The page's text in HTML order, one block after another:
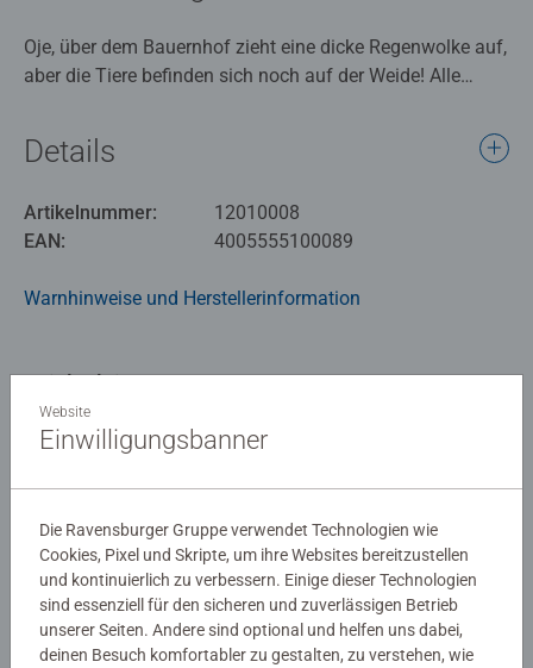
Oje, über dem Bauernhof zieht eine dicke Regenwolke auf,
aber die Tiere befinden sich noch auf der Weide! Alle
die Regenwolke voller Tropfen ist. Alle Spieler gewinnen
oder verlieren gemeinsam gegen die Regenwolke und
Unterscheidung von Formen und Farben fördert das Spiel
zusätzlich Konzentration, erstes Regelverständnis,
Vorschulkinder ab 2 Jahren ein.
Details
Artikelnummer:
12010008
EAN:
4005555100089
Warnhinweise und Herstellerinformation
Spielanleitung
Download
Bewertungen (16)
Durchschnittliche Bewertung 5.0 von 5 Sternen.
5.0/5
Website
Einwilligungsbanner
Die Ravensburger Gruppe verwendet Technologien wie
Cookies, Pixel und Skripte, um ihre Websites bereitzustellen
und kontinuierlich zu verbessern. Einige dieser Technologien
sind essenziell für den sicheren und zuverlässigen Betrieb
unserer Seiten. Andere sind optional und helfen uns dabei,
deinen Besuch komfortabler zu gestalten, zu verstehen, wie